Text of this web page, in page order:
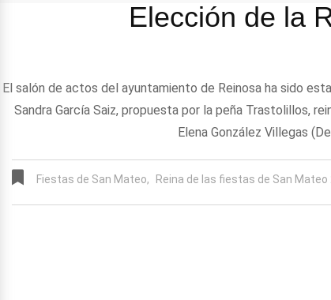
Elección de la
El salón de actos del ayuntamiento de Reinosa ha sido
Sandra García Saiz, propuesta por la peña Trastolillos,
Elena González Villegas
Fiestas de San Mateo, Reina de las fiestas de San Mateo